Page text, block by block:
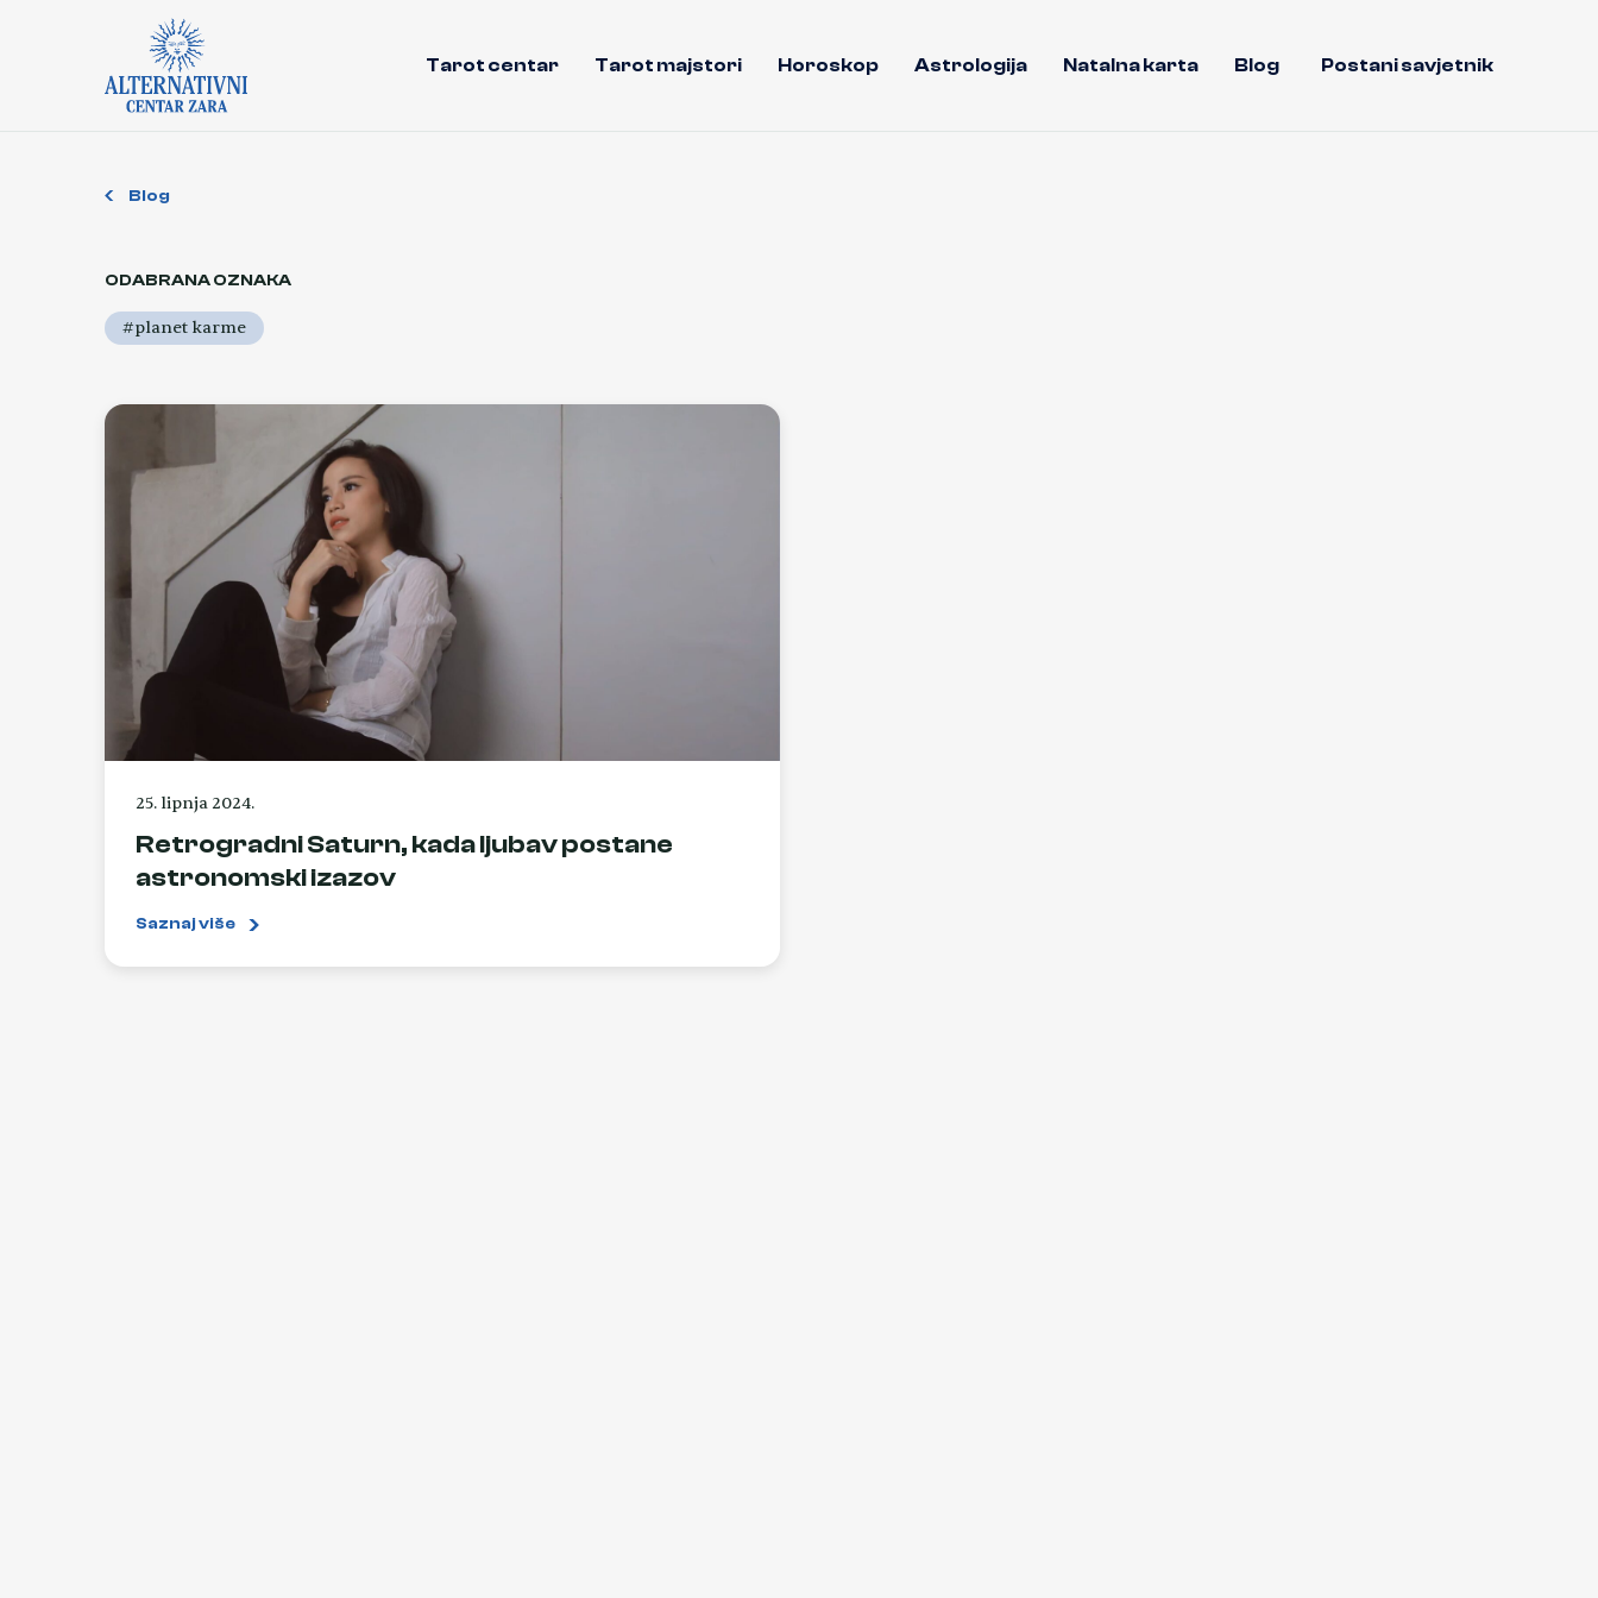
Tarot centar Tarot majstori Horoskop Astrologija Natalna karta Blog Postani savjetnik
Blog
ODABRANA OZNAKA
#planet karme
25. lipnja 2024.
Retrogradni Saturn, kada ljubav postane
astronomski izazov
Saznaj više